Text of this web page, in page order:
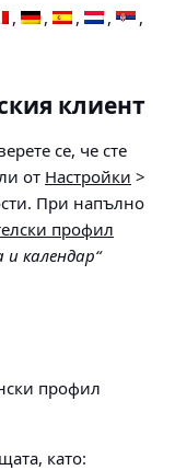
клиент
се, че сте
от Настройки >
. При напълно
профил
календар“
профил
като: